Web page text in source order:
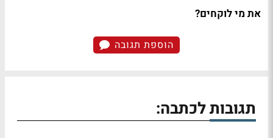
את מי לוקחים?
הוספת תגובה
תגובות לכתבה: